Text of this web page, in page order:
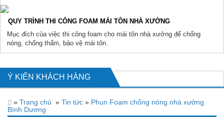
QUY TRÌNH THI CÔNG FOAM MÁI TÔN NHÀ XƯỞNG
Mục đích của việc thi công foam cho mái tôn nhà xưởng để chống
nóng, chống thấm, bảo vệ mái tôn.
Ý KIẾN KHÁCH HÀNG
» Trang chủ » Tin tức » Phun Foam chống nóng nhà xưởng
Bình Dương